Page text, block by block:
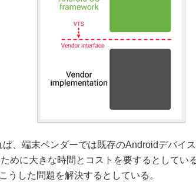
、端末ベンダーでは既存のAndroidデバイ
めに大きな時間とコストを要するとしてい
うした問題を解決するとしている。